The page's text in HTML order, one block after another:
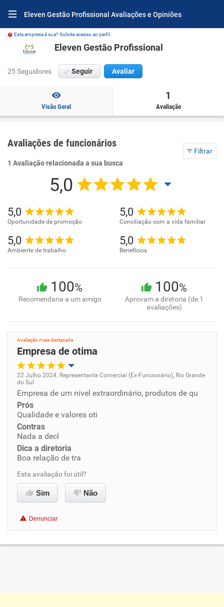
Eleven Gestão Profissional Avaliações e Opiniões
Esta empresa é sua? Solicite acesso ao perfil.
Eleven Gestão Profissional
25 Seguidores Seguir Avaliar
Visão Geral
1
Avaliação
Avaliações de funcionários
Filtrar
1 Avaliação relacionada a sua busca
5,0
5,0
Oportunidade de promoção
5,0
Conciliação com a vida familiar
5,0
Ambiente de trabalho
5,0
Benefícios
100%
Recomendaria a um amigo
100%
Aprovam a diretoria (de 1
avaliações)
Avaliação mais destacada
Empresa de otima
Oportunidade de promoção
Ambiente de trabalho
Conciliação com a vida familiar
Benefícios
Recomenda esta empresa
Recomenda a diretoria
22 Julho 2024. Representante Comercial (Ex-Funcionário), Rio Grande
do Sul
Empresa de um nível extraordinário, produtos de qu
Prós
Qualidade e valores oti
Contras
Nada a decl
Dica a diretoria
Boa relação de tra
Esta avaliação foi útil?
Sim Não
Denunciar